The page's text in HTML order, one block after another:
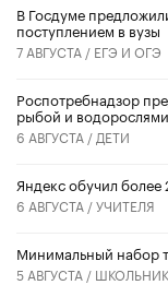
В Госдуме
поступлением в вузы
7 АВГУСТА / ЕГЭ И ОГЭ
Роспотребнадзор
рыбой и водорослями
6 АВГУСТА / ДЕТИ
​Яндекс обучил более
6 АВГУСТА /УЧИТЕЛЯ
Минимальный набор
5 АВГУСТА /